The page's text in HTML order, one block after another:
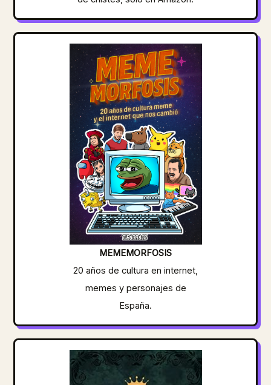
MEMEMORFOSIS
20 años de cultura en internet,
memes y personajes de
España.